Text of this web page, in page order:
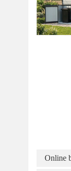
Online